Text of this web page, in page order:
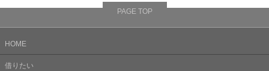
PAGE TOP
HOME
借りたい